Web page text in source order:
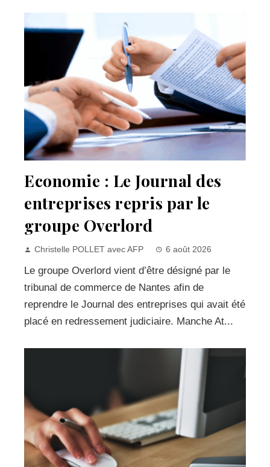
Economie : Le Journal des
entreprises repris par le
groupe Overlord
Christelle POLLET avec AFP 6 août 2026
Le groupe Overlord vient d’être désigné par le
tribunal de commerce de Nantes afin de
reprendre le Journal des entreprises qui avait été
placé en redressement judiciaire. Manche At...